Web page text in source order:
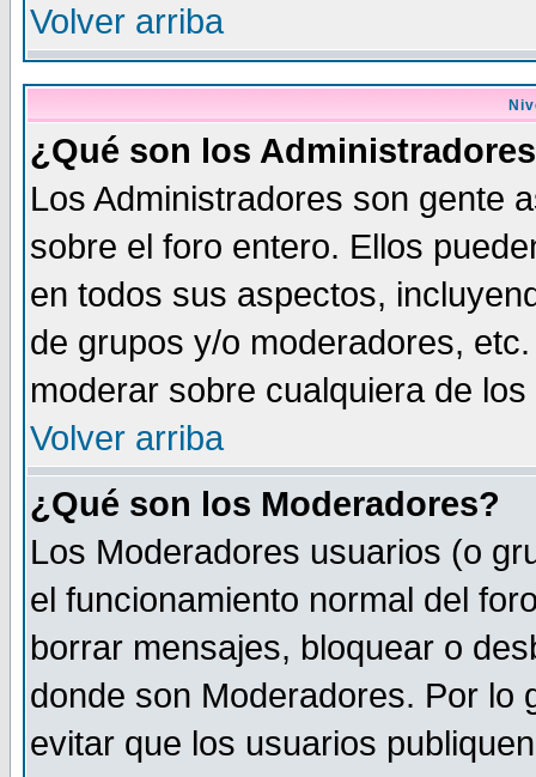
Volver arriba
¿Qué son los
Los Administradores son gente
sobre el foro entero. Ellos
en todos sus aspectos,
de grupos y/o moderadores,
moderar sobre cualquiera de
Volver arriba
¿Qué son los Moderadores?
Los Moderadores usuarios (o
el funcionamiento normal del
borrar mensajes, bloquear o
donde son Moderadores. Por lo
evitar que los usuarios